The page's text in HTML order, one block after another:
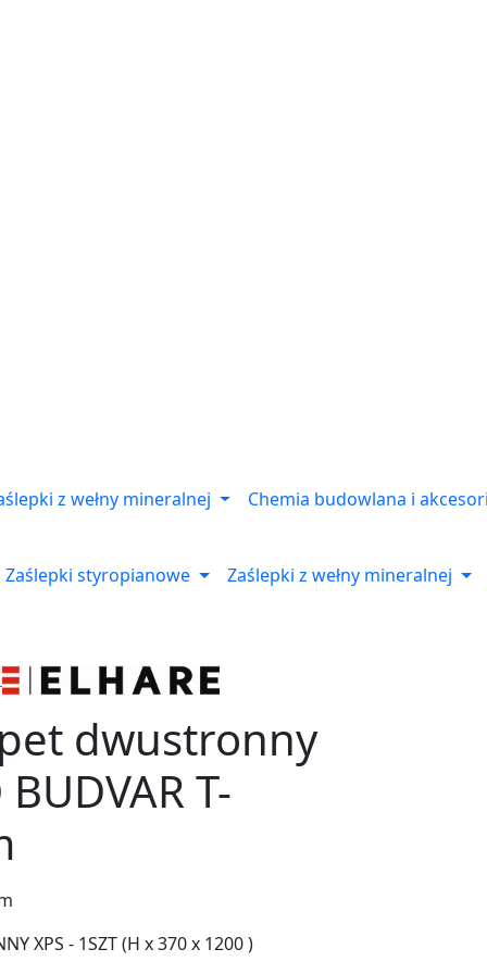
z wełny mineralnej Chemia budowlana i
Zaślepki styropianowe Zaślepki z wełny mineralnej
dwustronny
T-
XPS - 1SZT (H x 370 x 1200 )